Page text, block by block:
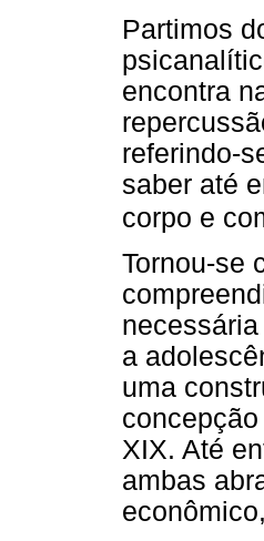
Partimos
encontra
referindo-
saber até
corpo e
Tornou-se
a
uma
XIX. Até
ambas